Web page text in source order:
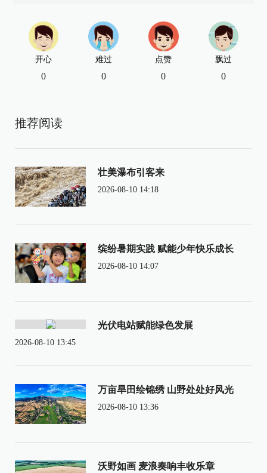
开心
0
难过
0
点赞
0
飘过
0
推荐阅读
壮美瀑布引客来
2026-08-10 14:18
缤纷暑期实践 赋能少年快乐成长
2026-08-10 14:07
光伏电站赋能绿色发展
2026-08-10 13:45
万亩旱田绘锦绣 山野处处好风光
2026-08-10 13:36
沃野如画 麦浪奏响丰收乐章